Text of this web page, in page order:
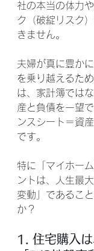
社の本当の体力
ク（破綻リスク
きません。
夫婦が真に豊か
を乗り越えるた
は、家計簿では
産と負債を一望
ンスシート＝資
です。
特に「マイホー
ントは、人生最
変動」であるこ
か？
1. 住宅購入